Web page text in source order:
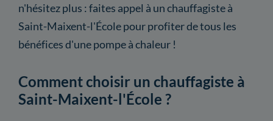
n'hésitez plus : faites appel à un chauffagiste à
Saint-Maixent-l'École pour profiter de tous les
bénéfices d'une pompe à chaleur !
Comment choisir un chauffagiste à
Saint-Maixent-l'École ?